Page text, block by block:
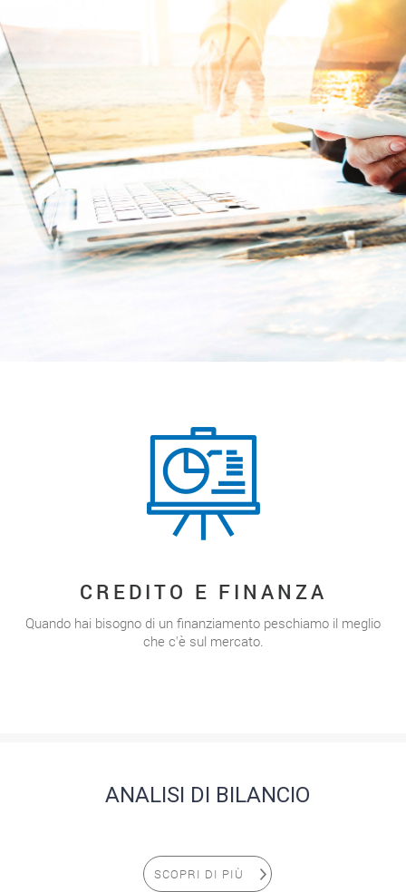
CREDITO E FINANZA
Quando hai bisogno di un finanziamento peschiamo il meglio
che c'è sul mercato.
ANALISI DI BILANCIO
SCOPRI DI PIÙ